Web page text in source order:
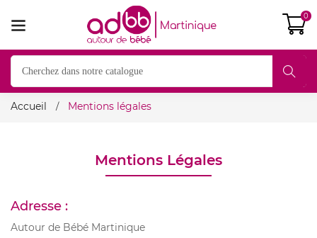
0
Accueil Mentions légales
Mentions Légales
Adresse :
Autour de Bébé Martinique